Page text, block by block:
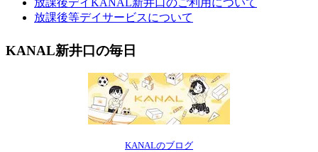
放課後デイKANAL新井口のご利用について
放課後等デイサービスについて
KANAL新井口の毎日
KANALのブログ